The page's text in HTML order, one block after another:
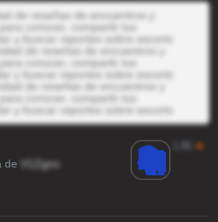
de reseñas de encuentros y
conocer, compartir tus
y buscar reportes sobre escorts
de reseñas de encuentros y
conocer, compartir tus
y buscar reportes sobre escorts
de reseñas de encuentros y
conocer, compartir tus
y buscar reportes sobre escorts
de
V1Zgno
★